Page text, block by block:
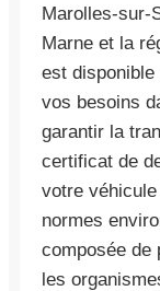
Marolles-sur-
Marne et la
est disponible
vos besoins
garantir la
certificat de
votre
normes
composée de
les